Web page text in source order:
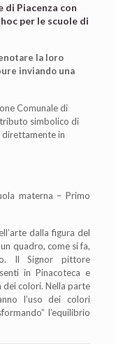
di Piacenza con
per le scuole di
la loro
inviando una
Comunale di
simbolico di
direttamente in
materna –Primo
’arte dalla figura del
quadro, come si fa,
Il Signorpittore
in Pinacoteca e
dei colori. Nella parte
l’usodei colori
” l’equilibrio